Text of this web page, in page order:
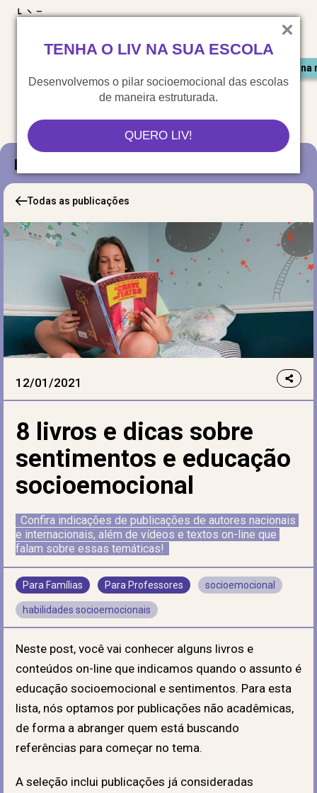
TENHA O LIV NA SUA ESCOLA
Desenvolvemos o pilar socioemocional das escolas
de maneira estruturada.
QUERO LIV!
Saiu
Blog
Todas as publicações
12/01/2021
8 livros e dicas sobre
sentimentos e educação
socioemocional
Confira indicações de publicações de autores nacionais
e internacionais, além de vídeos e textos on-line que
falam sobre essas temáticas!
Para Famílias Para Professores socioemocional
habilidades socioemocionais
Neste post, você vai conhecer alguns livros e
conteúdos on-line que indicamos quando o assunto é
educação socioemocional e sentimentos. Para esta
lista, nós optamos por publicações não acadêmicas,
de forma a abranger quem está buscando
referências para começar no tema.
A seleção inclui publicações já consideradas